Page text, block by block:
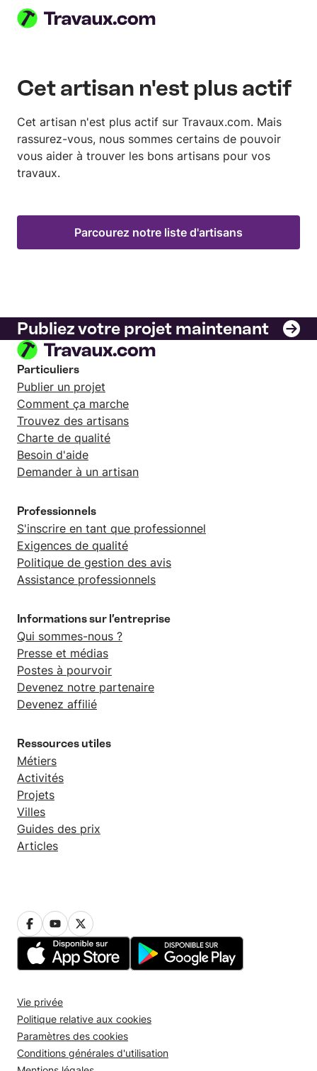
Cet artisan n'est plus actif
Cet artisan n'est plus actif sur Travaux.com. Mais
rassurez-vous, nous sommes certains de pouvoir
vous aider à trouver les bons artisans pour vos
travaux.
Parcourez notre liste d'artisans
Publiez votre projet maintenant
Particuliers
Publier un projet
Comment ça marche
Trouvez des artisans
Charte de qualité
Besoin d'aide
Demander à un artisan
Professionnels
S'inscrire en tant que professionnel
Exigences de qualité
Politique de gestion des avis
Assistance professionnels
Informations sur l’entreprise
Qui sommes-nous ?
Presse et médias
Postes à pourvoir
Devenez notre partenaire
Devenez affilié
Ressources utiles
Métiers
Activités
Projets
Villes
Guides des prix
Articles
Vie privée
Politique relative aux cookies
Paramètres des cookies
Conditions générales d'utilisation